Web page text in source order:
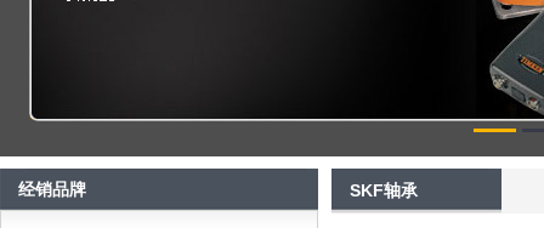
经销品牌 SKF轴承